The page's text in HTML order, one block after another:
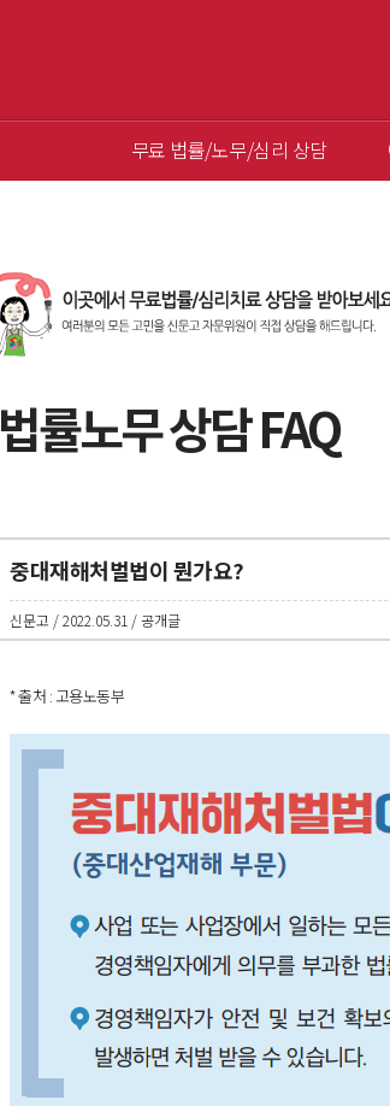
무료 법률/노무/심리 상담
법률노무 상담 FAQ
중대재해처벌법이 뭔가요?
신문고 / 2022.05.31 / 공개글
* 출처 : 고용노동부